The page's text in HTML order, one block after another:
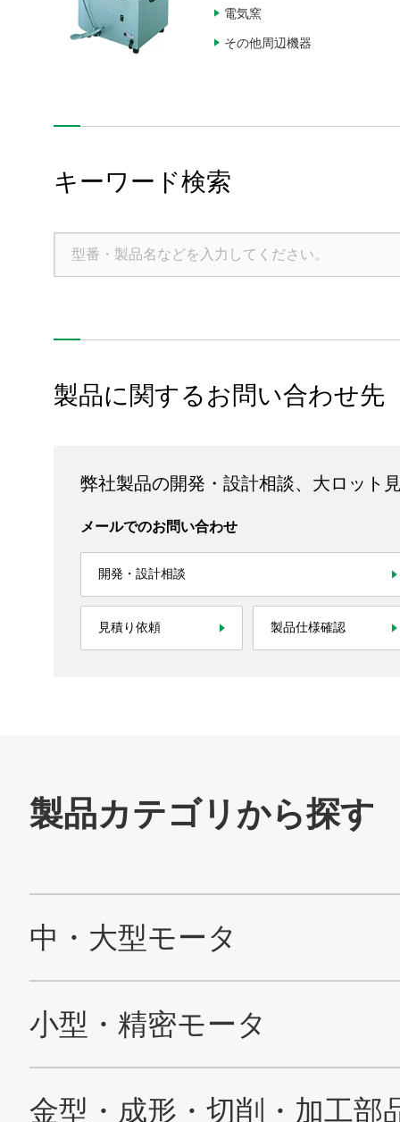
電気窯
その他周辺機器
キーワード検索
製品に関するお問い合わせ先
弊社製品の開発・設計相談、大ロット
メールでのお問い合わせ
開発・設計相談
見積り依頼 製品仕様確認
ユニット・モジュール製品
製品情報
サステナビリティ
サイトマップ このサイトについて プライバシーポリシー
Cookieポリシー ソーシャルメディアポリシー